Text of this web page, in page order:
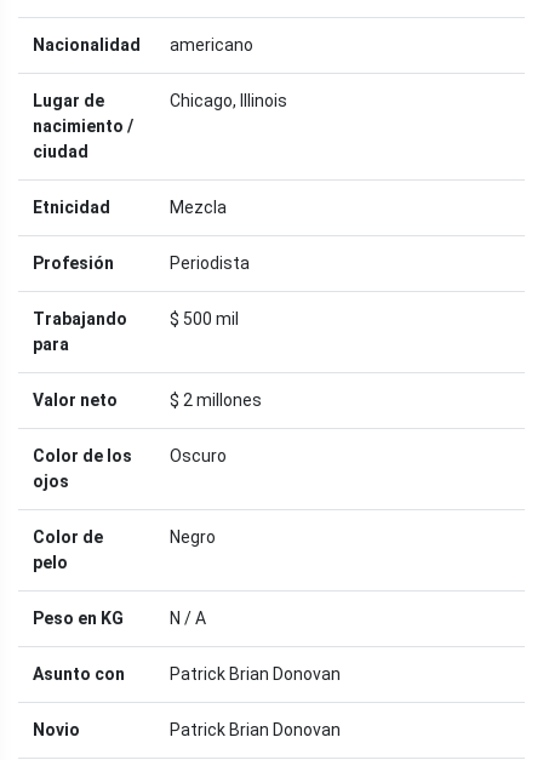
Nacionalidad americano
Lugar de
nacimiento /
ciudad
Chicago, Illinois
Etnicidad Mezcla
Profesión Periodista
Trabajando
para
$ 500 mil
Valor neto $ 2 millones
Color de los
ojos
Oscuro
Color de
pelo
Negro
Peso en KG N / A
Asunto con Patrick Brian Donovan
Novio Patrick Brian Donovan